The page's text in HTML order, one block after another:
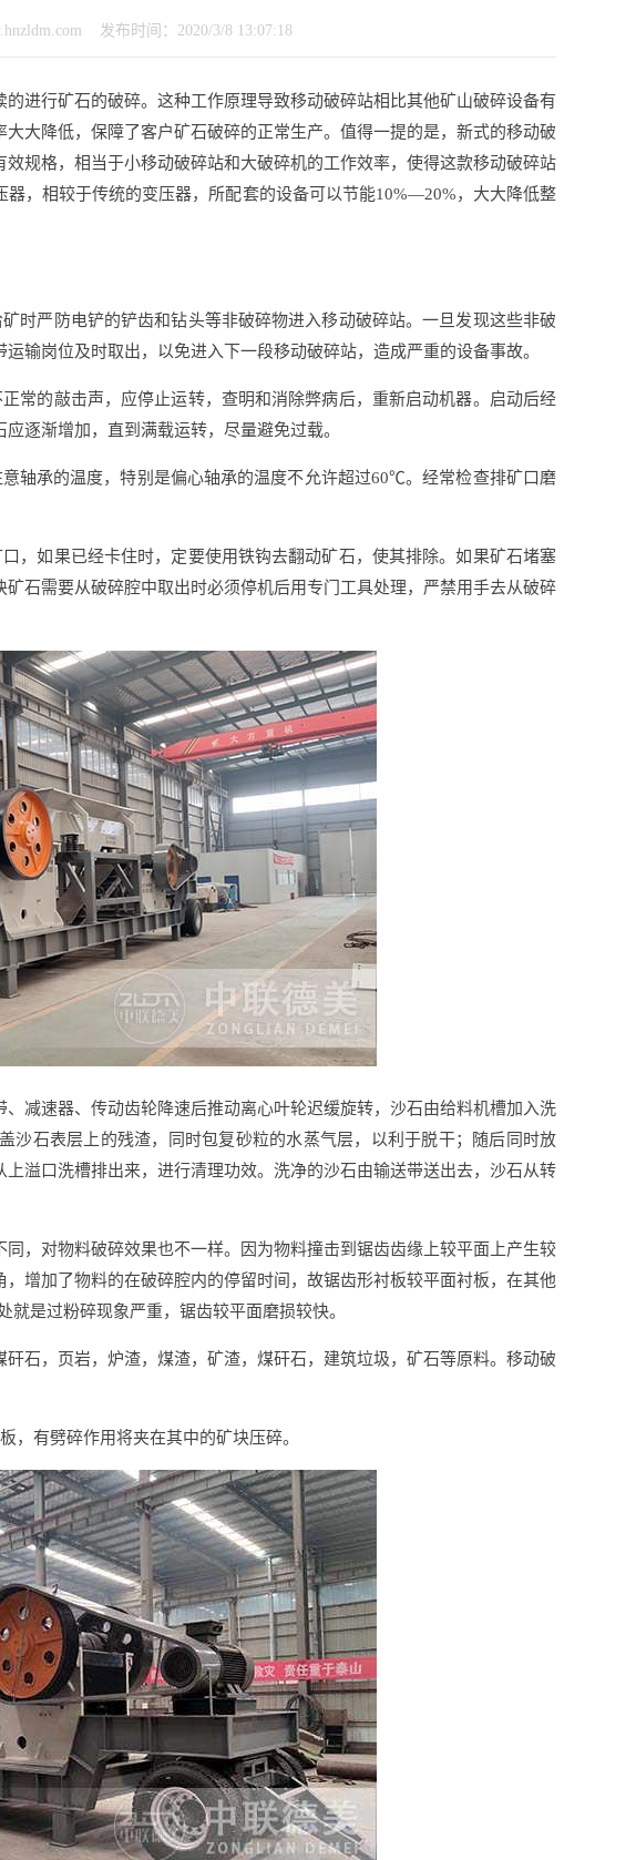
发布时间：2020/3/8 13:07:18
进行矿石的破碎。这种工作原理导致移动破碎站相比其他矿山破碎设备有
大降低，保障了客户矿石破碎的正常生产。值得一提的是，新式的移动破
规格，相当于小移动破碎站和大破碎机的工作效率，使得这款移动破碎站
，相较于传统的变压器，所配套的设备可以节能10%—20%，大大降低整
时严防电铲的铲齿和钻头等非破碎物进入移动破碎站。一旦发现这些非破
输岗位及时取出，以免进入下一段移动破碎站，造成严重的设备事故。
常的敲击声，应停止运转，查明和消除弊病后，重新启动机器。启动后经
逐渐增加，直到满载运转，尽量避免过载。
轴承的温度，特别是偏心轴承的温度不允许超过60℃。经常检查排矿口磨
，如果已经卡住时，定要使用铁钩去翻动矿石，使其排除。如果矿石堵塞
石需要从破碎腔中取出时必须停机后用专门工具处理，严禁用手去从破碎
减速器、传动齿轮降速后推动离心叶轮迟缓旋转，沙石由给料机槽加入洗
沙石表层上的残渣，同时包复砂粒的水蒸气层，以利于脱干；随后同时放
溢口洗槽排出来，进行清理功效。洗净的沙石由输送带送出去，沙石从转
，对物料破碎效果也不一样。因为物料撞击到锯齿齿缘上较平面上产生较
增加了物料的在破碎腔内的停留时间，故锯齿形衬板较平面衬板，在其他
是过粉碎现象严重，锯齿较平面磨损较快。
石，页岩，炉渣，煤渣，矿渣，煤矸石，建筑垃圾，矿石等原料。移动破
，有劈碎作用将夹在其中的矿块压碎。